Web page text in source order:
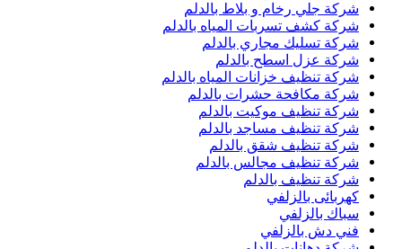
شركة جلي رخام و بلاط بالدلم
شركة كشف تسربات المياه بالدلم
شركة تسليك مجاري بالدلم
شركة عزل اسطح بالدلم
شركة تنظيف خزانات المياه بالدلم
شركة مكافحة حشرات بالدلم
شركة تنظيف موكيت بالدلم
شركة تنظيف مساجد بالدلم
شركة تنظيف شقق بالدلم
شركة تنظيف مجالس بالدلم
شركة تنظيف بالدلم
كهربائى بالزلفي
سباك بالزلفي
فني دش بالزلفي